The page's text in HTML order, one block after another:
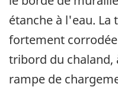
étanche à l'eau. La
fortement
tribord du chaland,
rampe de